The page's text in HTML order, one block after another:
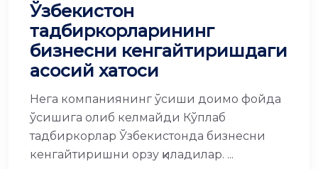
Ўзбекистон
тадбиркорларининг
бизнесни кенгайтиришдаги
асосий хатоси
Нега компаниянинг ўсиши доимо фойда
ўсишига олиб келмайди Кўплаб
тадбиркорлар Ўзбекистонда бизнесни
кенгайтиришни орзу қиладилар. ...